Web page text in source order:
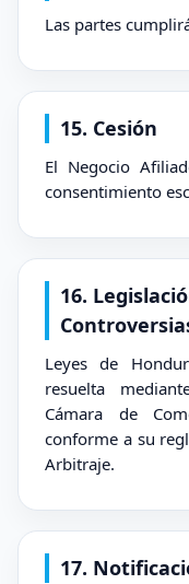
Las partes
15. Cesión
El Negocio
consentimiento
16.
Leyes de
resuelta
Cámara de
conforme a su
Arbitraje.
17.